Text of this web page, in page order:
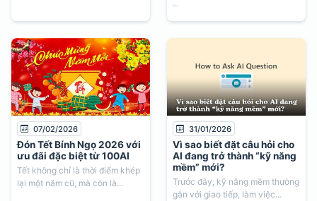
...
07/02/2026
Đón Tết Bính Ngọ 2026 với
ưu đãi đặc biệt từ 100AI
Tết không chỉ là thời điểm khép
lại một năm cũ, mà còn là...
31/01/2026
Vì sao biết đặt câu hỏi cho
AI đang trở thành “kỹ năng
mềm” mới?
Trước đây, kỹ năng mềm thường
gắn với giao tiếp, làm việc...